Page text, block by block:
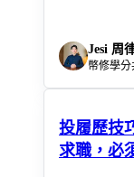
Jesi 周
幣修學
投履歷技
求職，必